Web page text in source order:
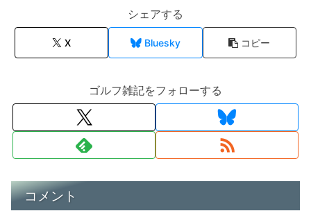
シェアする
X Bluesky コピー
ゴルフ雑記をフォローする
コメント